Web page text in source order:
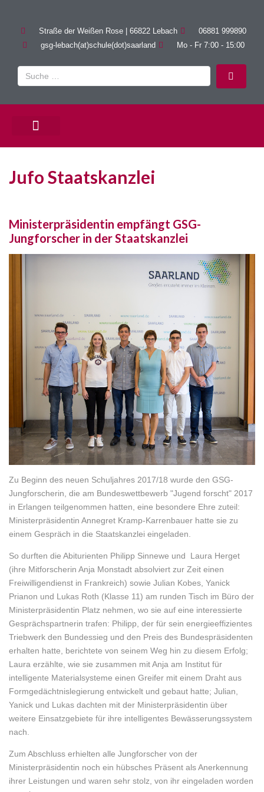
Straße der Weißen Rose | 66822 Lebach
06881 999890
gsg-lebach(at)schule(dot)saarland
Mo - Fr 7:00 - 15:00
Jufo Staatskanzlei
Ministerpräsidentin empfängt GSG-
Jungforscher in der Staatskanzlei
Zu Beginn des neuen Schuljahres 2017/18 wurde den GSG-
Jungforscherin, die am Bundeswettbewerb "Jugend forscht" 2017
in Erlangen teilgenommen hatten, eine besondere Ehre zuteil:
Ministerpräsidentin Annegret Kramp-Karrenbauer hatte sie zu
einem Gespräch in die Staatskanzlei eingeladen.
So durften die Abiturienten Philipp Sinnewe und Laura Herget
(ihre Mitforscherin Anja Monstadt absolviert zur Zeit einen
Freiwilligendienst in Frankreich) sowie Julian Kobes, Yanick
Prianon und Lukas Roth (Klasse 11) am runden Tisch im Büro der
Ministerpräsidentin Platz nehmen, wo sie auf eine interessierte
Gesprächspartnerin trafen: Philipp, der für sein energieeffizientes
Triebwerk den Bundessieg und den Preis des Bundespräsidenten
erhalten hatte, berichtete von seinem Weg hin zu diesem Erfolg;
Laura erzählte, wie sie zusammen mit Anja am Institut für
intelligente Materialsysteme einen Greifer mit einem Draht aus
Formgedächtnislegierung entwickelt und gebaut hatte; Julian,
Yanick und Lukas dachten mit der Ministerpräsidentin über
weitere Einsatzgebiete für ihre intelligentes Bewässerungssystem
nach.
Zum Abschluss erhielten alle Jungforscher von der
Ministerpräsidentin noch ein hübsches Präsent als Anerkennung
ihrer Leistungen und waren sehr stolz, von ihr eingeladen worden